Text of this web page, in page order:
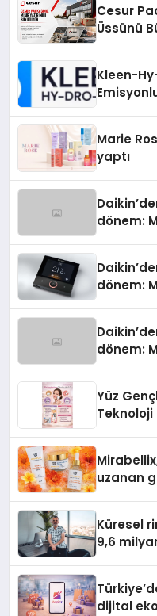
Cesur
Üssünü
Kleen-
Marie
yaptı
dönem:
dönem:
dönem:
Yüz
Teknoloji
uzanan
Küresel
9,6
dijital